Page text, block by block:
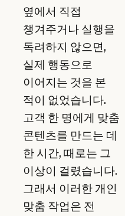
옆에서 직접
챙겨주거나 실행을
독려하지 않으면,
실제 행동으로
이어지는 것을 본
적이 없었습니다.
고객 한 명에게 맞춤
콘텐츠를 만드는 데
한 시간, 때로는 그
이상이 걸렸습니다.
그래서 이러한 개인
맞춤 작업은 전